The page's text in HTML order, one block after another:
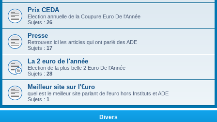
Prix CEDA
Election annuelle de la Coupure Euro De l'Année
Sujets : 26
Presse
Retrouvez ici les articles qui ont parlé des ADE
Sujets : 17
La 2 euro de l'année
Election de la plus belle 2 Euro De l'Année
Sujets : 28
Meilleur site sur l'€uro
quel est le meilleur site parlant de l'euro hors Instituts et ADE
Sujets : 1
Divers